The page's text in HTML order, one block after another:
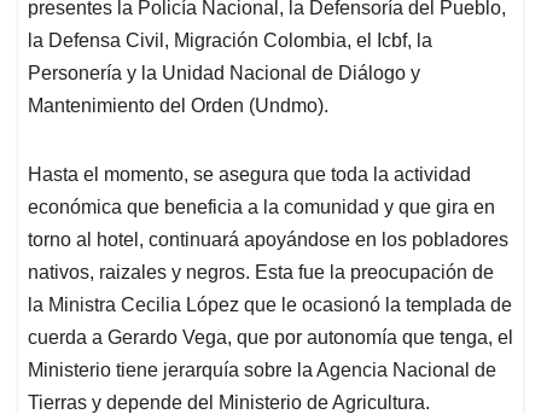
presentes la Policía Nacional, la Defensoría del Pueblo,
la Defensa Civil, Migración Colombia, el Icbf, la
Personería y la Unidad Nacional de Diálogo y
Mantenimiento del Orden (Undmo).
Hasta el momento, se asegura que toda la actividad
económica que beneficia a la comunidad y que gira en
torno al hotel, continuará apoyándose en los pobladores
nativos, raizales y negros. Esta fue la preocupación de
la Ministra Cecilia López que le ocasionó la templada de
cuerda a Gerardo Vega, que por autonomía que tenga, el
Ministerio tiene jerarquía sobre la Agencia Nacional de
Tierras y depende del Ministerio de Agricultura.